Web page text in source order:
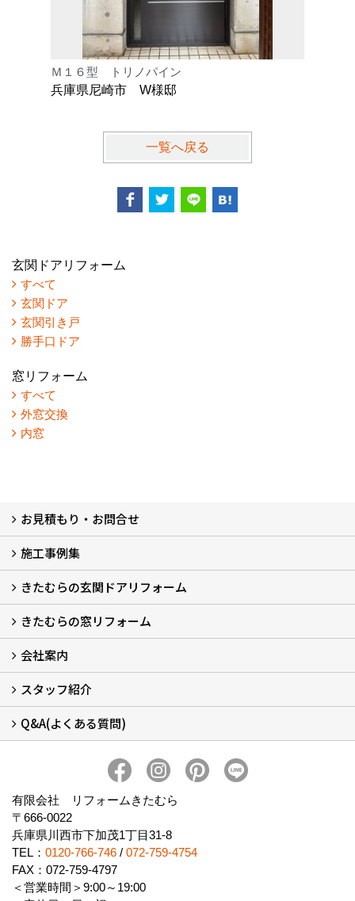
Ｍ１６型 トリノパイン
兵庫県尼崎市 W様邸
一覧へ戻る
玄関ドアリフォーム
すべて
玄関ドア
玄関引き戸
勝手口ドア
窓リフォーム
すべて
外窓交換
内窓
お見積もり・お問合せ
LINEで概算見積もり
チャットで質問
問い合わせフォームから
オンライン相談
電話で相談
無料現地調査をご希望の方
施工事例集
玄関ドアリフォーム
玄関引戸リフォーム
勝手口ドアリフォーム
窓リフォーム
きたむらの玄関ドアリフォーム
玄関ドアリフォームについて
リシェントについて (23)
・玄関ドアバリエーション (52)
・玄関引戸バリエーション (44)
・勝手口ドアバリエーション (11)
安心の自社施工
無料点検
保証について
価格について
概算見積について (2)
きたむらの窓リフォーム
窓リフォームについて (5)
・内窓設置-LIXILインプラス
・内窓設置-AGCまどまど
・窓交換
・エコガラス交換
・防犯・防災ガラス交換
会社案内
会社概要 (2)
ブログ
アクセス
施工エリア
施工までの流れ
SNSインフォメーション
チャット機能
オンライン打合わせ
補助金について (2)
スタッフ紹介
スタッフ紹介
Q&A(よくある質問)
有限会社 リフォームきたむら
〒666-0022
兵庫県川西市下加茂1丁目31-8
TEL： 0120-766-746 / 072-759-4754
FAX：072-759-4797
＜営業時間＞9:00～19:00